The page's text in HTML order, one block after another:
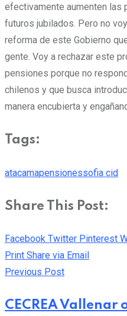
efectivamente aumenten las
futuros jubilados. Pero no
reforma de este Gobierno
gente. Voy a rechazar este
pensiones porque no
chilenos y que busca
manera encubierta y
Tags:
atacamapensionessofia cid
Share This Post:
Facebook Twitter Pinterest
Print Share via Email
Previous Post
CECREA Vallenar